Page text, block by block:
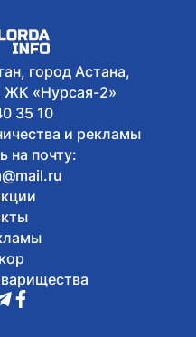
подземными
года
город Астана,
ЖК «Нурсая-2»
35 10
и рекламы
на почту: